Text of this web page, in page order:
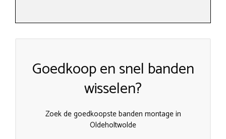
Goedkoop en snel banden
wisselen?
Zoek de goedkoopste banden montage in
Oldeholtwolde